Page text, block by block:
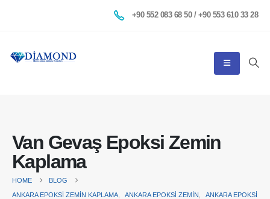
+90 552 083 68 50 / +90 553 610 33 28
Van Gevaş Epoksi Zemin
Kaplama
HOME
BLOG
ANKARA EPOKSI ZEMIN KAPLAMA
ANKARA EPOKSI ZEMIN
ANKARA EPOKSI